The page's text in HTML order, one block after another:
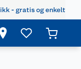
- gratis og enkelt